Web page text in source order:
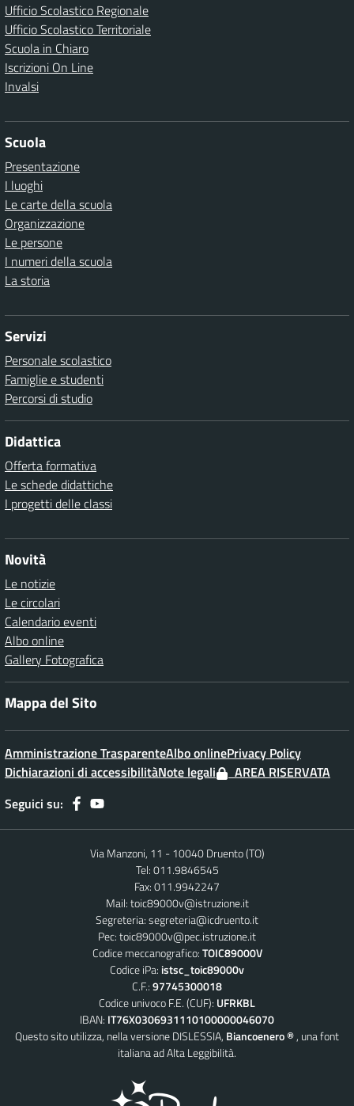
Ufficio Scolastico Regionale
Ufficio Scolastico Territoriale
Scuola in Chiaro
Iscrizioni On Line
Invalsi
Scuola
Presentazione
I luoghi
Le carte della scuola
Organizzazione
Le persone
I numeri della scuola
La storia
Servizi
Personale scolastico
Famiglie e studenti
Percorsi di studio
Didattica
Offerta formativa
Le schede didattiche
I progetti delle classi
Novità
Le notizie
Le circolari
Calendario eventi
Albo online
Gallery Fotografica
Mappa del Sito
Amministrazione TrasparenteAlbo onlinePrivacy Policy
Dichiarazioni di accessibilitàNote legali
AREA RISERVATA
Seguici su:
Via Manzoni, 11 - 10040 Druento (TO)
Tel: 011.9846545
Fax: 011.9942247
Mail:toic89000v@istruzione.it
Segreteria:segreteria@icdruento.it
Pec:toic89000v@pec.istruzione.it
Codice meccanografico:TOIC89000V
Codice iPa: istsc_toic89000v
C.F.:97745300018
Codice univoco F.E. (CUF): UFRKBL
IBAN: IT76X0306931110100000046070
Questo sito utilizza, nella versione DISLESSIA, Biancoenero ®, una font
italiana ad Alta Leggibilità.